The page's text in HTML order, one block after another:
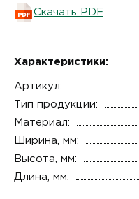
Скачать PDF
Характеристики:
Артикул:
Тип продукции:
Материал:
Ширина, мм:
Высота, мм:
Длина, мм: